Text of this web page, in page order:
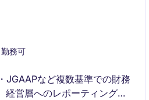
務可
JGAAPなど複数基準での財務
経営層へのレポーティングを